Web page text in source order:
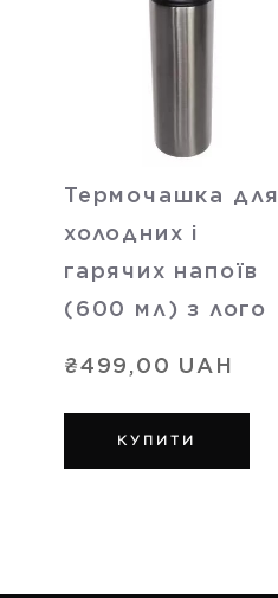
Термочашка для
холодних і
гарячих напоїв
(600 мл) з лого
₴499,00 UAH
КУПИТИ